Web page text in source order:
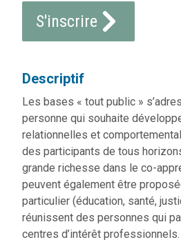
S'inscrire
Descriptif
Les bases « tout public »
personne qui souhaite
relationnelles et
des participants de tous
grande richesse dans le co-
peuvent également être
particulier (éducation, santé,
réunissent des personnes qui
centres d’intérêt professionnels.